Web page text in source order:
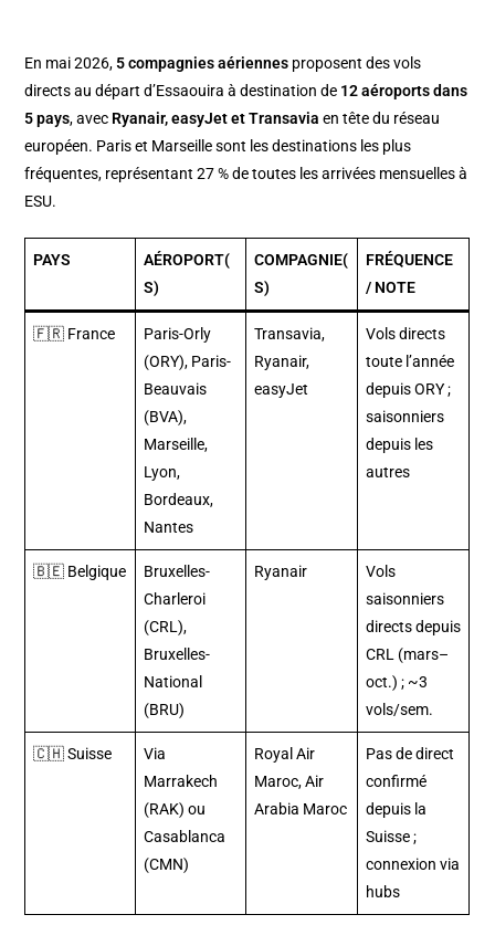
En mai 2026, 5 compagnies aériennes proposent des vols
directs au départ d’Essaouira à destination de 12 aéroports dans
5 pays, avec Ryanair, easyJet et Transavia en tête du réseau
européen. Paris et Marseille sont les destinations les plus
fréquentes, représentant 27 % de toutes les arrivées mensuelles à
ESU.
PAYS
AÉROPORT(
S)
COMPAGNIE(
S)
FRÉQUENCE
/ NOTE
🇫🇷 France
Paris-Orly
(ORY), Paris-
Beauvais
(BVA),
Marseille,
Lyon,
Bordeaux,
Nantes
Transavia,
Ryanair,
easyJet
Vols directs
toute l’année
depuis ORY ;
saisonniers
depuis les
autres
🇧🇪 Belgique
Bruxelles-
Charleroi
(CRL),
Bruxelles-
National
(BRU)
Ryanair
Vols
saisonniers
directs depuis
CRL (mars–
oct.) ; ~3
vols/sem.
🇨🇭 Suisse
Via
Marrakech
(RAK) ou
Casablanca
(CMN)
Royal Air
Maroc, Air
Arabia Maroc
Pas de direct
confirmé
depuis la
Suisse ;
connexion via
hubs